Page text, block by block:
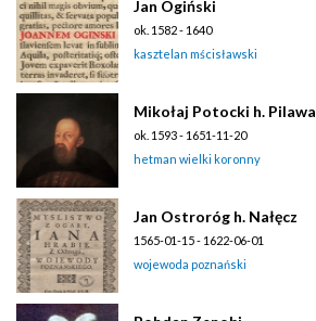
Jan Ogiński
ok. 1582 - 1640
kasztelan mścisławski
Mikołaj Potocki h. Pilawa
ok. 1593 - 1651-11-20
hetman wielki koronny
Jan Ostroróg h. Nałęcz
1565-01-15 - 1622-06-01
wojewoda poznański